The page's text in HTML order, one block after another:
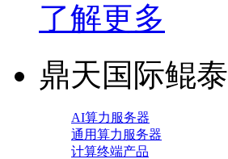
了解更多
鼎天国际鲲泰
AI算力服务器
通用算力服务器
计算终端产品